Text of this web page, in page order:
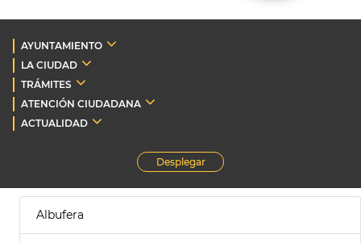
AYUNTAMIENTO
LA CIUDAD
TRÁMITES
ATENCIÓN CIUDADANA
ACTUALIDAD
Desplegar
Albufera